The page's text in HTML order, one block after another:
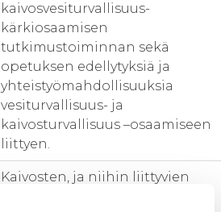
kaivosvesiturvallisuus-
kärkiosaamisen
tutkimustoiminnan sekä
opetuksen edellytyksiä ja
yhteistyömahdollisuuksia
vesiturvallisuus- ja
kaivosturvallisuus –osaamiseen
liittyen.
Kaivosten, ja niihin liittyvien